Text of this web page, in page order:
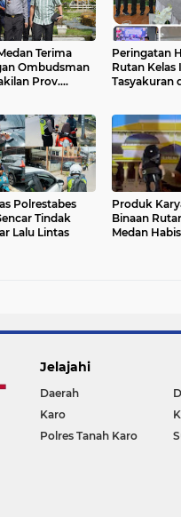
Terima
Ombudsman
Prov.
Peringatan
Rutan Kelas
Tasyakuran
Polrestabes
Tindak
Lalu Lintas
Produk
Binaan
Medan
Jelajahi
Daerah
Karo
Polres Tanah Karo